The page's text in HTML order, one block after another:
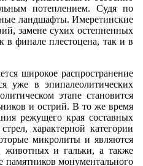
потеплением. Судя по
ландшафты. Имеретинские
замене сухих остепненных
в финале плестоцена, так и в
широкое распространение
уже в эпипалеолитических
этапе становится
и острий. В то же время
режущего края составных
характерной категории
микролиты и являются
животных и гальки, а также
памятников монументального